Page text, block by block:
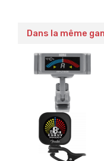
Dans la même